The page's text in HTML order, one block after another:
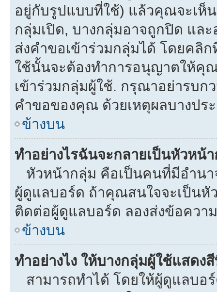
อยู่กับรูปแบบที่ใช้) แล้วคุณจะเห็
กลุ่มเปิด, บางกลุ่มอาจถูกปิด แล
ส่งคำขอเข้าร่วมกลุ่มได้ โดยคลิ
ใช้นั้นจะต้องทำการอนุญาตให้คุณ
เข้าร่วมกลุ่มผู้ใช้. กรุณาอย่ารบก
คำขอของคุณ ด้วยเหตุผลบางปร
ข้างบน
ทำอย่างไรฉันจะกลายเป็นหัวหน้
หัวหน้ากลุ่ม คือเป็นคนที่มีอำนา
ผู้ดูแลบอร์ด ถ้าคุณสนใจจะเป็น
ติดต่อผู้ดูแลบอร์ด ลองส่งข้อควา
ข้างบน
ทำอย่างไง ให้บางกลุ่มผู้ใช้แสดง
สามารถทำได้ โดยให้ผู้ดูแลบอ